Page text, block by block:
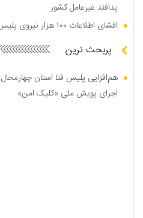
پدافند غیرعامل کشور
افشای اطلاعات ۱۰۰ هزار نیروی پلیس در دارک وب
پربحث ترین
هم‌افزایی پلیس فتا استان
اجرای پویش ملی «کلیک امن»